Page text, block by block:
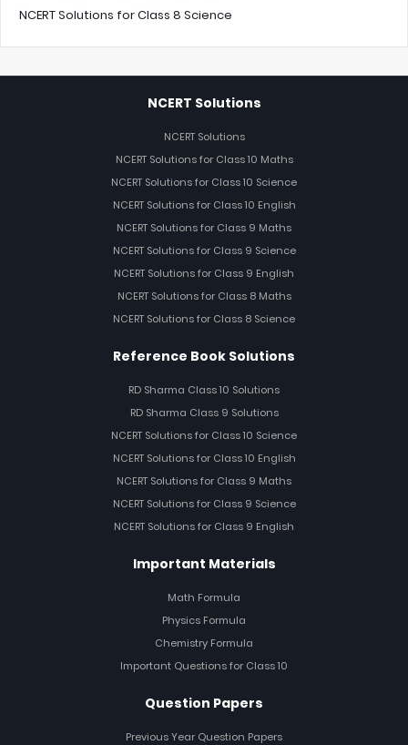
NCERT Solutions for Class 8 Science
NCERT Solutions
NCERT Solutions
NCERT Solutions for Class 10 Maths
NCERT Solutions for Class 10 Science
NCERT Solutions for Class 10 English
NCERT Solutions for Class 9 Maths
NCERT Solutions for Class 9 Science
NCERT Solutions for Class 9 English
NCERT Solutions for Class 8 Maths
NCERT Solutions for Class 8 Science
Reference Book Solutions
RD Sharma Class 10 Solutions
RD Sharma Class 9 Solutions
NCERT Solutions for Class 10 Science
NCERT Solutions for Class 10 English
NCERT Solutions for Class 9 Maths
NCERT Solutions for Class 9 Science
NCERT Solutions for Class 9 English
Important Materials
Math Formula
Physics Formula
Chemistry Formula
Important Questions for Class 10
Question Papers
Previous Year Question Papers